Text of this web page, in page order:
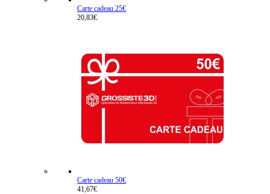
Carte cadeau 25€
20,83€
Carte cadeau 50€
41,67€